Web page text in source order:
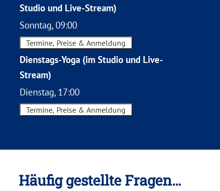
Studio und Live-Stream)
Sonntag, 09:00
Termine, Preise & Anmeldung
Dienstags-Yoga (im Studio und Live-
Stream)
Dienstag, 17:00
Termine, Preise & Anmeldung
Häufig gestellte Fragen…